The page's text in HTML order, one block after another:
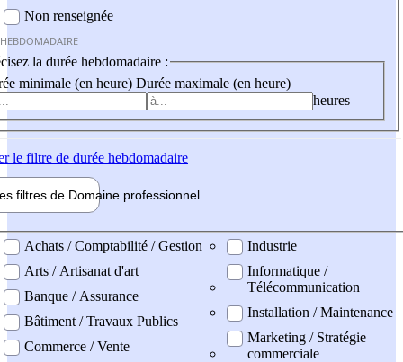
Non renseignée
la durée hebdomadaire :
minimale (en heure) Durée maximale (en heure)
heures
le filtre de durée hebdomadaire
filtres de Domaine professionnel
professionel
Achats / Comptabilité / Gestion
Arts / Artisanat d'art
Banque / Assurance
Bâtiment / Travaux Publics
Commerce / Vente
Industrie
Informatique /
Télécommunication
Installation / Maintenance
Marketing / Stratégie
commerciale